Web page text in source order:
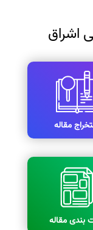
اشراق
مقاله
بندی مقاله